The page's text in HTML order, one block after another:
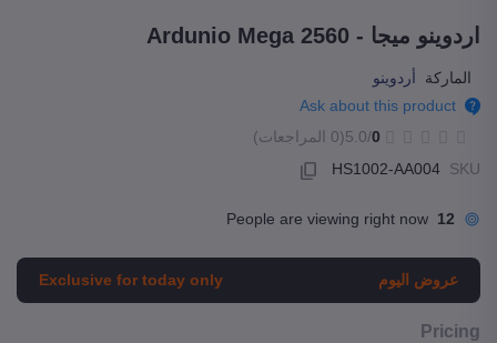
اردوينو ميجا - Ardunio Mega 2560
الماركة
أردوينو
Ask about this product
0
/5.0
(0 المراجعات)
SKU
HS1002-AA004
12
People are viewing right now
عروض اليوم Exclusive for today only
Pricing